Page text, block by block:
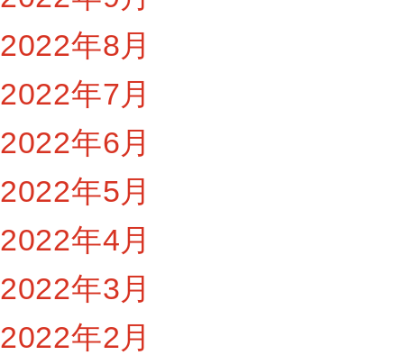
2022年8月
2022年7月
2022年6月
2022年5月
2022年4月
2022年3月
2022年2月